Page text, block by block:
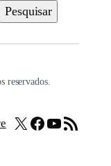
Pesquisar
reservados.
X Facebook
Youtube
Feed RSS